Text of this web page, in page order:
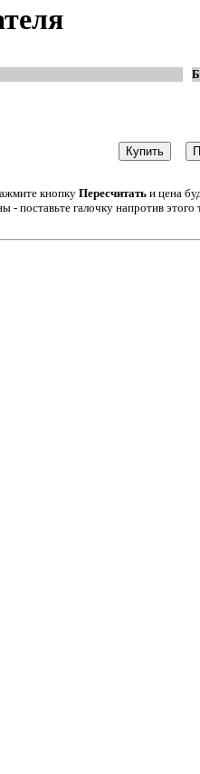
кнопку Пересчитать и цена
- поставьте галочку напротив